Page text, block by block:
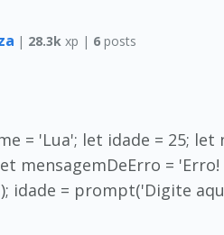
| 28.3k xp | 6posts
= 'Lua'; let idade = 25;
mensagemDeErro =
idade = prompt('Digite